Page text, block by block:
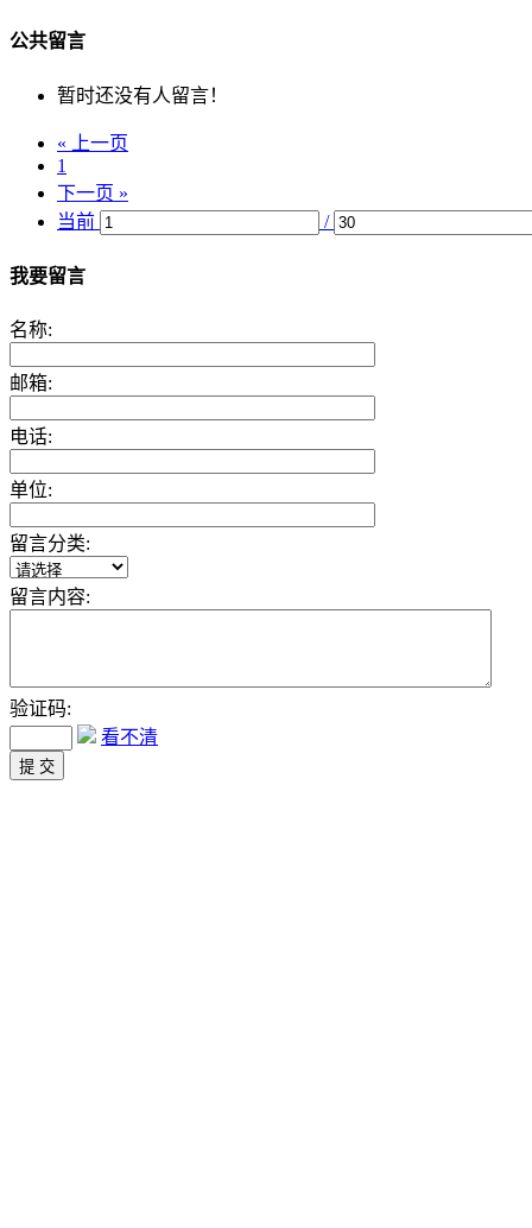
公共留言
暂时还没有人留言！
« 上一页
1
下一页 »
当前
/
我要留言
名称:
邮箱:
电话:
单位:
留言分类:
留言内容:
验证码:
看不清